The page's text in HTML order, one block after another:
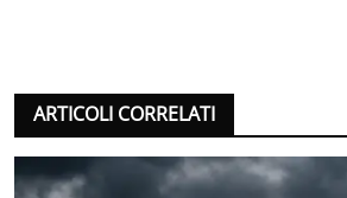
ARTICOLI CORRELATI